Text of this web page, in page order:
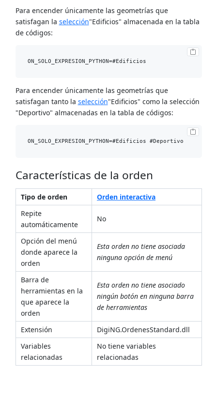
Para encender únicamente las geometrías que
satisfagan la selección"Edificios" almacenada en la tabla
de códigos:
Para encender únicamente las geometrías que
satisfagan tanto la selección"Edificios" como la selección
"Deportivo" almacenadas en la tabla de códigos:
Características de la orden
Tipo de orden
Orden interactiva
Repite
automáticamente
No
Opción del menú
donde aparece la
orden
Esta orden no tiene asociada
ninguna opción de menú
Barra de
herramientas en la
que aparece la
orden
Esta orden no tiene asociado
ningún botón en ninguna barra
de herramientas
Extensión
DigiNG.OrdenesStandard.dll
Variables
relacionadas
No tiene variables
relacionadas